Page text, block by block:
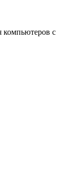
компьютеров с